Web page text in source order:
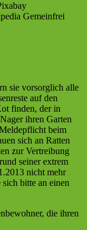
sie vorsorglich alle
auf den
finden, der in
ihren Garten
beim
sich an Ratten
zur Vertreibung
seiner extrem
nicht mehr
bitte an einen
die ihren